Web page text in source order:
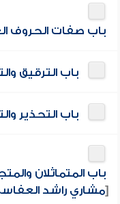
باب صفات الحروف
باب الترقيق
باب التحذير
باب المتماثلان
[مشاري راشد